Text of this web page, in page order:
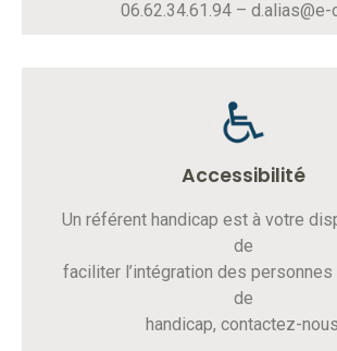
06.62.34.61.94 – d.alias@e-
Accessibilité
Un référent handicap est à votre
de
faciliter l’intégration des
de
handicap, contactez-